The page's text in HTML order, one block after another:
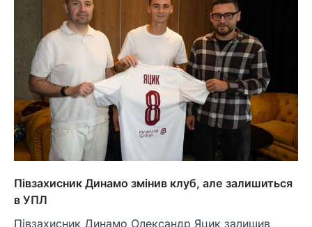
Півзахисник Динамо змінив клуб, але залишиться
в УПЛ
Півзахисник Динамо Олександр Яцик залишив